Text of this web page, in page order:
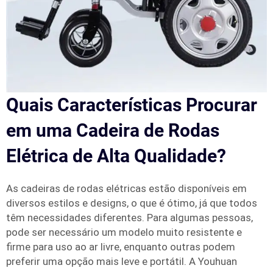
Quais Características Procurar
em uma Cadeira de Rodas
Elétrica de Alta Qualidade?
As cadeiras de rodas elétricas estão disponíveis em
diversos estilos e designs, o que é ótimo, já que todos
têm necessidades diferentes. Para algumas pessoas,
pode ser necessário um modelo muito resistente e
firme para uso ao ar livre, enquanto outras podem
preferir uma opção mais leve e portátil. A Youhuan